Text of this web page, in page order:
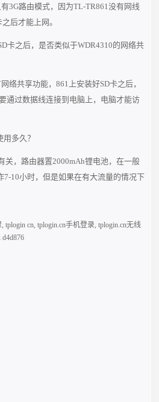
3G路由模式，因为TL-TR861没有网线
后才能上网。
卡之后，是否类似于WDR4310的网络共
络共享功能，861上安装好SD卡之后，
通过数据线连接到电脑上，电脑才能访
多久？
关，路由器置2000mAh锂电池，在一般
7-10小时，但是如果在有大流量的情况下
,tplogin cn,tplogin.cn手机登录,tplogin.cn无线